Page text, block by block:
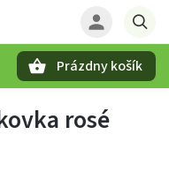
Prázdny košík
rosé